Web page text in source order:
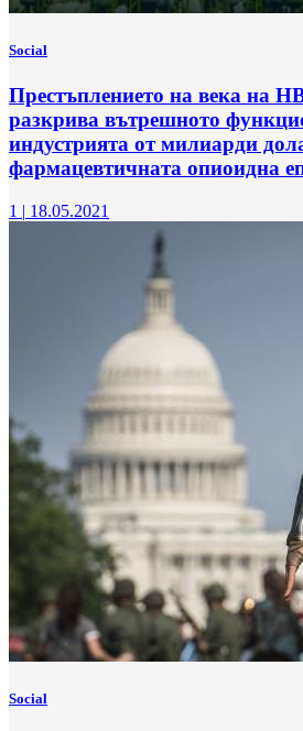
Social
Престъплението на века на
разкрива вътрешното
индустрията от милиарди
фармацевтичната опиоидна
1 | 18.05.2021
Social